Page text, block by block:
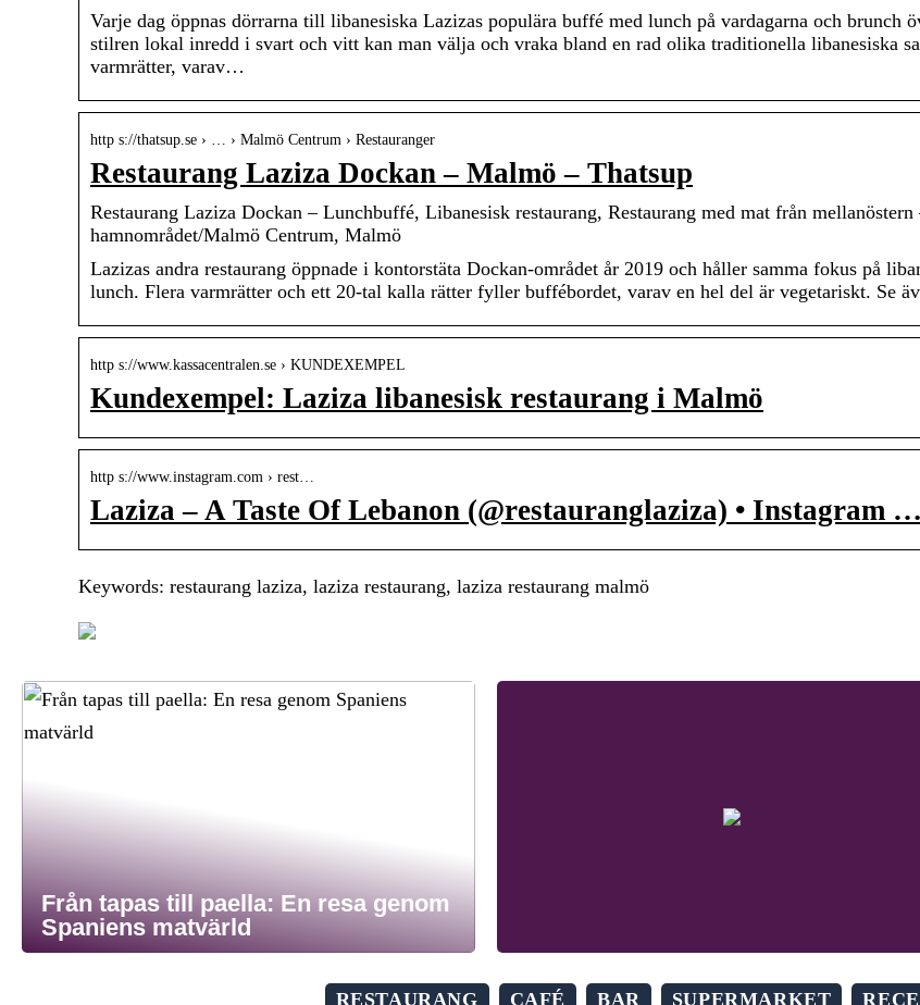
Varje dag öppnas dörrarna till libanesiska Lazizas populära buffé med lunch på vardagarna och brunch
stilren lokal inredd i svart och vitt kan man välja och vraka bland en rad olika traditionella libanesiska
varmrätter, varav…
http s://thatsup.se › … › Malmö Centrum › Restauranger
Restaurang Laziza Dockan – Malmö – Thatsup
Restaurang Laziza Dockan – Lunchbuffé, Libanesisk restaurang, Restaurang med mat från mellanöstern
hamnområdet/Malmö Centrum, Malmö
Lazizas andra restaurang öppnade i kontorstäta Dockan-området år 2019 och håller samma fokus på
lunch. Flera varmrätter och ett 20-tal kalla rätter fyller buffébordet, varav en hel del är vegetariskt. Se
http s://www.kassacentralen.se › KUNDEXEMPEL
Kundexempel: Laziza libanesisk restaurang i Malmö
http s://www.instagram.com › rest…
Laziza – A Taste Of Lebanon (@restauranglaziza) • Instagram …
Keywords: restaurang laziza, laziza restaurang, laziza restaurang malmö
Från tapas till paella: En resa genom
Spaniens matvärld
RESTAURANG CAFÉ BAR SUPERMARKET